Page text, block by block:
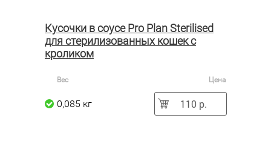
Кусочки в соусе Pro Plan Sterilised
для стерилизованных кошек с
кроликом
Вес Цена
0,085 кг 110 р.